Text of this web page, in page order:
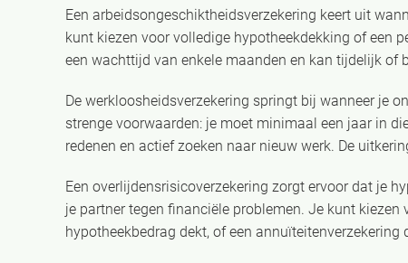
Een arbeidsongeschiktheidsverzekering keert uit
kunt kiezen voor volledige hypotheekdekking of een
een wachttijd van enkele maanden en kan tijdelijk of
De werkloosheidsverzekering springt bij wanneer je
strenge voorwaarden: je moet minimaal een jaar in
redenen en actief zoeken naar nieuw werk. De
Een overlijdensrisicoverzekering zorgt ervoor dat je
je partner tegen financiële problemen. Je kunt
hypotheekbedrag dekt, of een